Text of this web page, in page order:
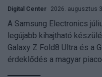
Digital Center 2026. augusztus
A Samsung Electronics
legújabb kihajtható
Galaxy Z Fold8 Ultra és a
érdeklődés a magyar